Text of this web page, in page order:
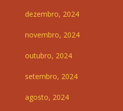
dezembro, 2024
novembro, 2024
outubro, 2024
setembro, 2024
agosto, 2024